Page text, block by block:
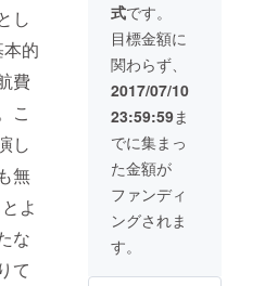
し
的
費
こ
し
無
よ
な
て
式です。
目標金額に
関わらず、
2017/07/10
23:59:59ま
でに集まっ
た金額が
ファンディ
ングされま
す。